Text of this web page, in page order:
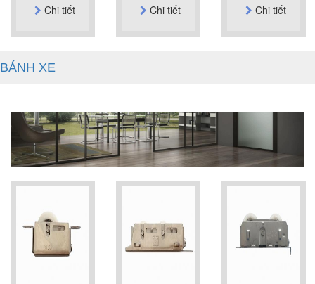
Chi tiết Chi tiết Chi tiết
BÁNH XE